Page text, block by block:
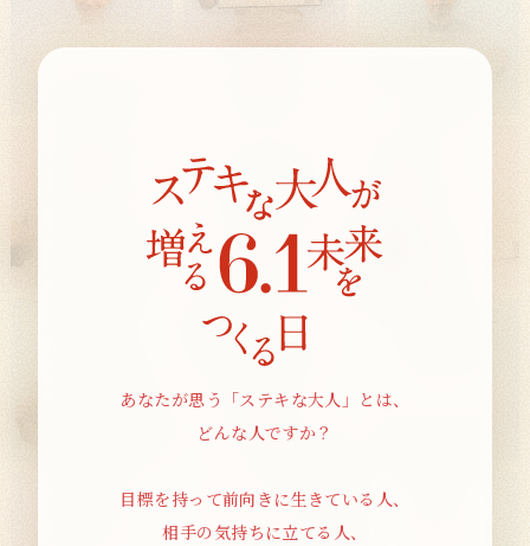
あなたが思う「ステキな大人」とは、
どんな人ですか？
目標を持って前向きに生きている人、
相手の気持ちに立てる人、